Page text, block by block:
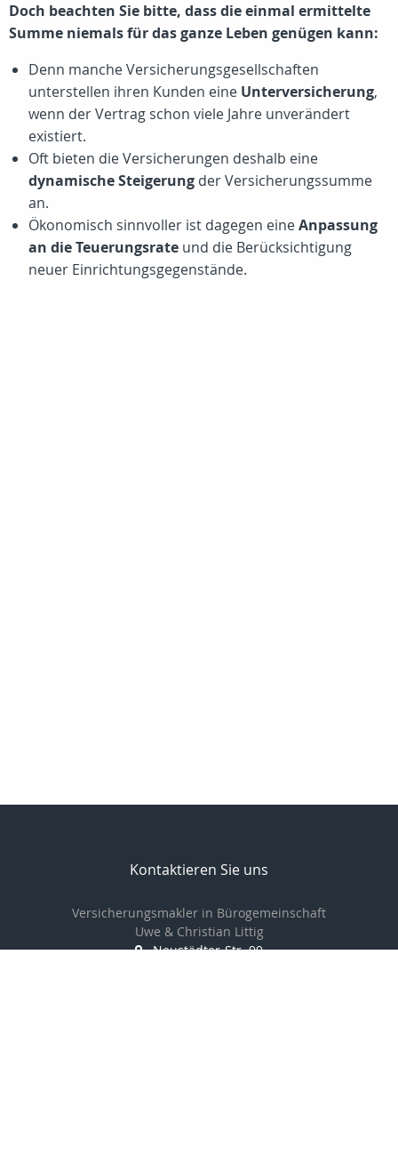
Doch beachten Sie bitte, dass die einmal ermittelte
Summe niemals für das ganze Leben genügen kann:
Denn manche Versicherungsgesellschaften
unterstellen ihren Kunden eine Unterversicherung,
wenn der Vertrag schon viele Jahre unverändert
existiert.
Oft bieten die Versicherungen deshalb eine
dynamische Steigerung der Versicherungssumme
an.
Ökonomisch sinnvoller ist dagegen eineAnpassung
an die Teuerungsrate und die Berücksichtigung
neuer Einrichtungsgegenstände.
Kontaktieren Sie uns
Versicherungsmakler in Bürogemeinschaft
Uwe & Christian Littig
Neustädter-Str. 99